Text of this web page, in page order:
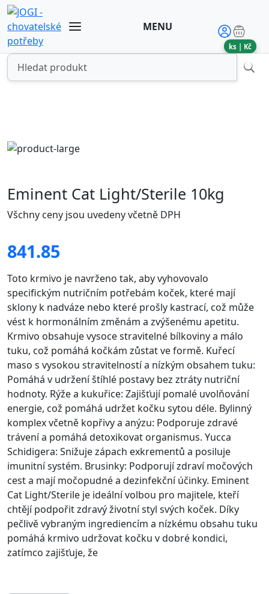
MENU
ks | Kč
Eminent Cat Light/Sterile 10kg
Všchny ceny jsou uvedeny včetně DPH
841.85
Toto krmivo je navrženo tak, aby vyhovovalo
specifickým nutričním potřebám koček, které mají
sklony k nadváze nebo které prošly kastrací, což může
vést k hormonálním změnám a zvýšenému apetitu.
Krmivo obsahuje vysoce stravitelné bílkoviny a málo
tuku, což pomáhá kočkám zůstat ve formě. Kuřecí
maso s vysokou stravitelností a nízkým obsahem tuku:
Pomáhá v udržení štíhlé postavy bez ztráty nutriční
hodnoty. Rýže a kukuřice: Zajišťují pomalé uvolňování
energie, což pomáhá udržet kočku sytou déle. Bylinný
komplex včetně kopřivy a anýzu: Podporuje zdravé
trávení a pomáhá detoxikovat organismus. Yucca
Schidigera: Snižuje zápach exkrementů a posiluje
imunitní systém. Brusinky: Podporují zdraví močových
cest a mají močopudné a dezinfekční účinky. Eminent
Cat Light/Sterile je ideální volbou pro majitele, kteří
chtějí podpořit zdravý životní styl svých koček. Díky
pečlivě vybraným ingrediencím a nízkému obsahu tuku
pomáhá krmivo udržovat kočku v dobré kondici,
zatímco zajišťuje, že